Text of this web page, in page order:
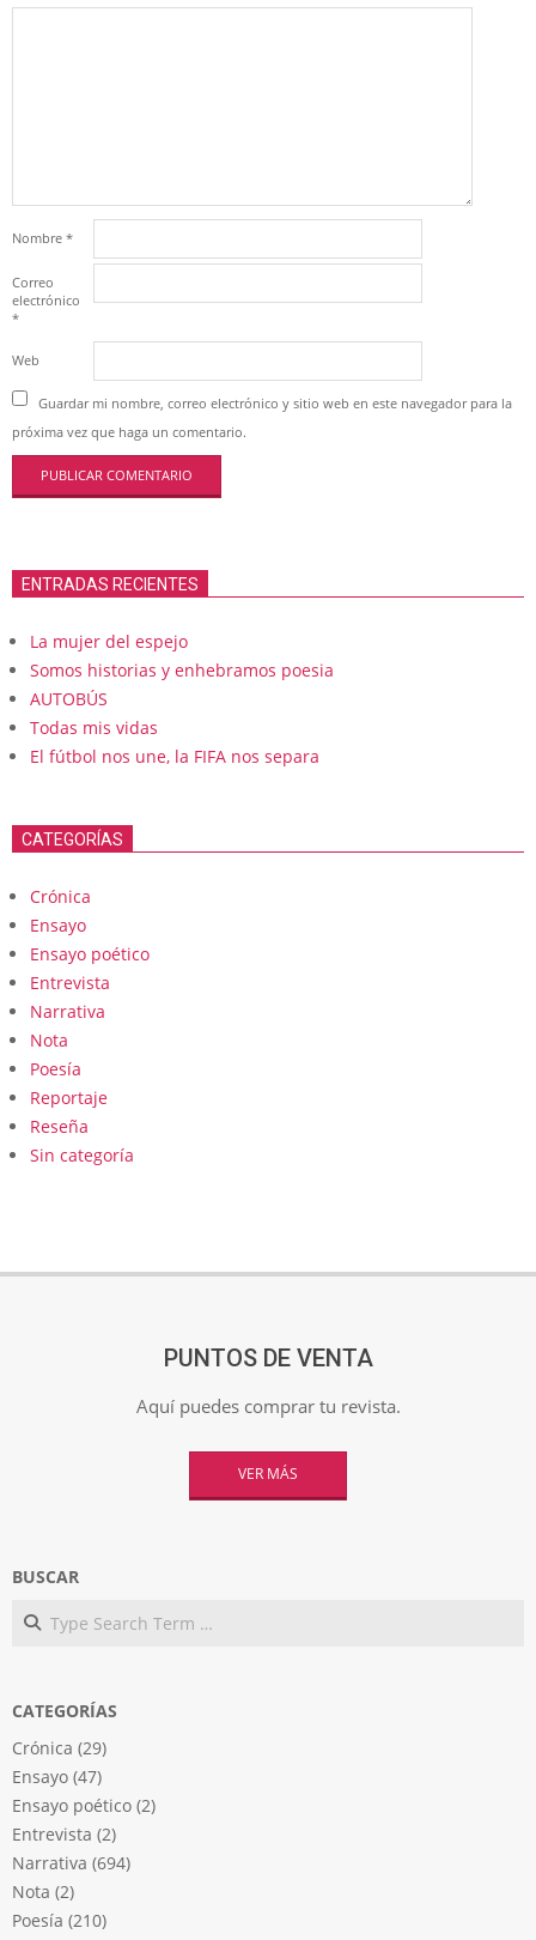
Nombre *
Correo
electrónico
*
Web
Guardar mi nombre, correo electrónico y sitio web en este navegador para la
próxima vez que haga un comentario.
ENTRADAS RECIENTES
La mujer del espejo
Somos historias y enhebramos poesia
AUTOBÚS
Todas mis vidas
El fútbol nos une, la FIFA nos separa
CATEGORÍAS
Crónica
Ensayo
Ensayo poético
Entrevista
Narrativa
Nota
Poesía
Reportaje
Reseña
Sin categoría
PUNTOS DE VENTA
Aquí puedes comprar tu revista.
VER MÁS
BUSCAR
Search
CATEGORÍAS
Crónica (29)
Ensayo (47)
Ensayo poético (2)
Entrevista (2)
Narrativa (694)
Nota (2)
Poesía (210)